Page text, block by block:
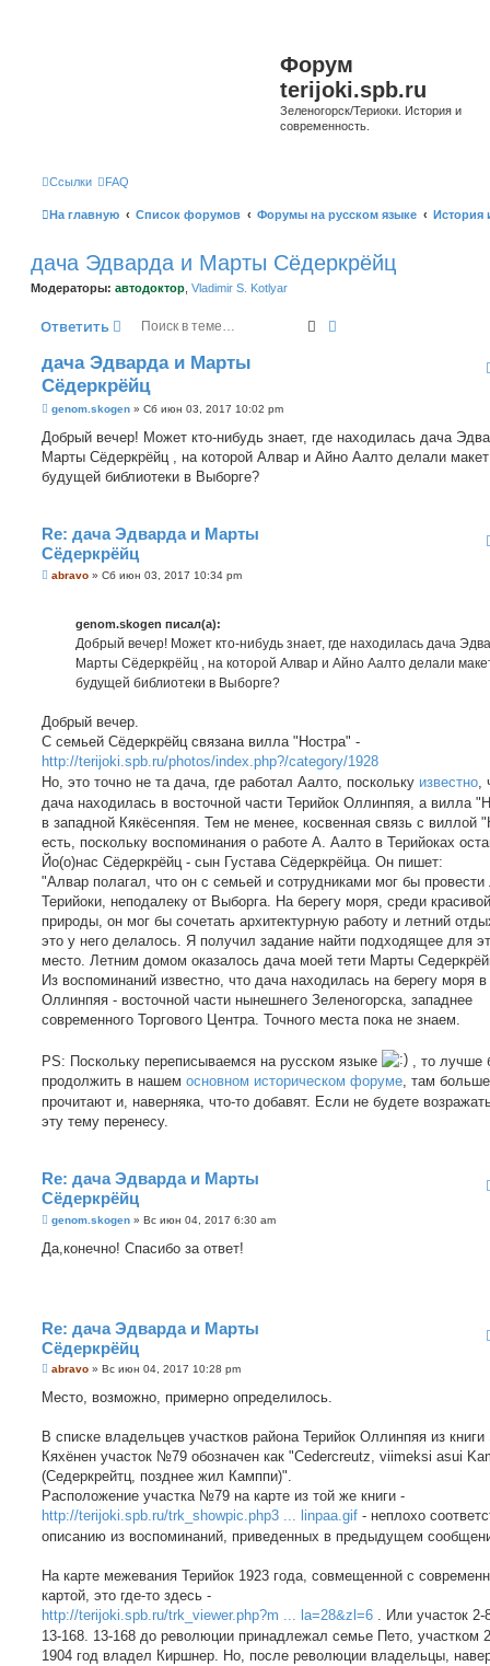
Форум
terijoki.spb.ru
Зеленогорск/Териоки. История и
современность.
Ссылки FAQ
На главную Список форумов Форумы на русском языке История
дача Эдварда и Марты Сёдеркрёйц
Модераторы: автодоктор Vladimir S. Kotlyar
Ответить Поиск
дача Эдварда и Марты
Сёдеркрёйц
С
о
б
щ
е
н
genom.skogen » Сб июн 03, 2017 10:02 pm
Добрый вечер! Может кто-нибудь знает, где находилась дача
Марты Сёдеркрёйц , на которой Алвар и Айно Аалто делали макет
будущей библиотеки в Выборге?
Re: дача Эдварда и Марты
Сёдеркрёйц
Сabravo » Сб июн 03, 2017 10:34 pm
genom.skogen писал(а):
Добрый вечер! Может кто-нибудь знает, где находилась дача
Марты Сёдеркрёйц , на которой Алвар и Айно Аалто делали
будущей библиотеки в Выборге?
Добрый вечер.
С семьей Сёдеркрёйц связана вилла "Ностра" -
http://terijoki.spb.ru/photos/index.php?/category/1928
Но, это точно не та дача, где работал Аалто, поскольку известно,
дача находилась в восточной части Терийок Оллинпяя, а вилла
в западной Кякёсенпяя. Тем не менее, косвенная связь с виллой
есть, поскольку воспоминания о работе А. Аалто в Терийоках
Йо(о)нас Сёдеркрёйц - сын Густава Сёдеркрёйца. Он пишет:
"Алвар полагал, что он с семьей и сотрудниками мог бы провести
Терийоки, неподалеку от Выборга. На берегу моря, среди красивой
природы, он мог бы сочетать архитектурную работу и летний
это у него делалось. Я получил задание найти подходящее для
место. Летним домом оказалось дача моей тети Марты
Из воспоминаний известно, что дача находилась на берегу моря в
Оллинпяя - восточной части нынешнего Зеленогорска, западнее
современного Торгового Центра. Точного места пока не знаем.
PS: Поскольку переписываемся на русском языке
, то лучше
продолжить в нашем основном историческом форуме, там больше
прочитают и, наверняка, что-то добавят. Если не будете
эту тему перенесу.
Re: дача Эдварда и Марты
Сёдеркрёйц
С
о
б
е
genom.skogen » Вс июн 04, 2017 6:30 am
Да,конечно! Спасибо за ответ!
Re: дача Эдварда и Марты
Сёдеркрёйц
С
о
е
и
е
abravo » Вс июн 04, 2017 10:28 pm
Место, возможно, примерно определилось.
В списке владельцев участков района Терийок Оллинпяя из
Кяхёнен участок №79 обозначен как "Cedercreutz, viimeksi asui
(Седеркрейтц, позднее жил Камппи)".
Расположение участка №79 на карте из той же книги -
http://terijoki.spb.ru/trk_showpic.php3 ... linpaa.gif - неплохо
описанию из воспоминаний, приведенных в предыдущем
На карте межевания Терийок 1923 года, совмещенной с
картой, это где-то здесь -
http://terijoki.spb.ru/trk_viewer.php?m ... la=28&zl=6 . Или участок 2-
13-168. 13-168 до революции принадлежал семье Пето, участком
1904 год владел Киршнер. Но, после революции владельцы,